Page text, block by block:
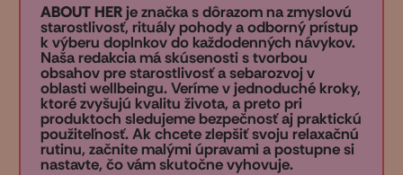
ABOUT HERje značka s dôrazom na zmyslovú
starostlivosť, rituály pohody a odborný prístup
k výberu doplnkov do každodenných návykov.
Naša redakcia má skúsenosti s tvorbou
obsahov pre starostlivosť a sebarozvoj v
oblasti wellbeingu. Veríme v jednoduché kroky,
ktoré zvyšujú kvalitu života, a preto pri
produktoch sledujeme bezpečnosť aj praktickú
použiteľnosť. Ak chcete zlepšiť svoju relaxačnú
rutinu, začnite malými úpravami a postupne si
nastavte, čo vám skutočne vyhovuje.